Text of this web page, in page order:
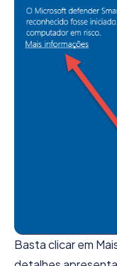
Basta clicar em